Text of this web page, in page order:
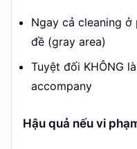
Ngay cả cleaning
đề (gray area)
Tuyệt đối KHÔNG
accompany
Hậu quả nếu vi